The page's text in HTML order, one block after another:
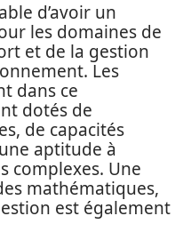
d’avoir un
les domaines de
et de la gestion
Les
dans ce
dotés de
de capacités
aptitude à
complexes. Une
mathématiques,
est également